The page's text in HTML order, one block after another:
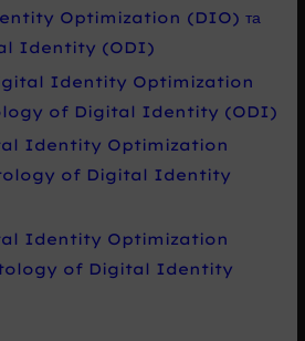
Optimization (DIO) та
Identity (ODI)
Identity Optimization
of Digital Identity (ODI)
Identity Optimization
of Digital Identity
Identity Optimization
of Digital Identity